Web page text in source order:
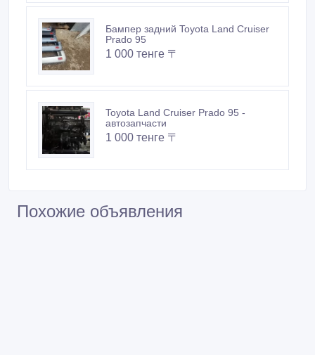
Бампер задний Toyota Land Cruiser
Prado 95
1 000 тенге 〒
Toyota Land Cruiser Prado 95 -
автозапчасти
1 000 тенге 〒
Похожие объявления